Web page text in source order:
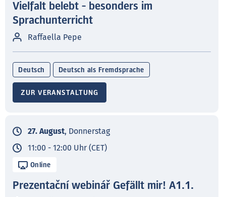
Vielfalt belebt - besonders im
Sprachunterricht
Raffaella Pepe
Deutsch Deutsch als Fremdsprache
ZUR VERANSTALTUNG
27. August, Donnerstag
11:00 - 12:00 Uhr (CET)
Online
Prezentační webinář Gefällt mir! A1.1.